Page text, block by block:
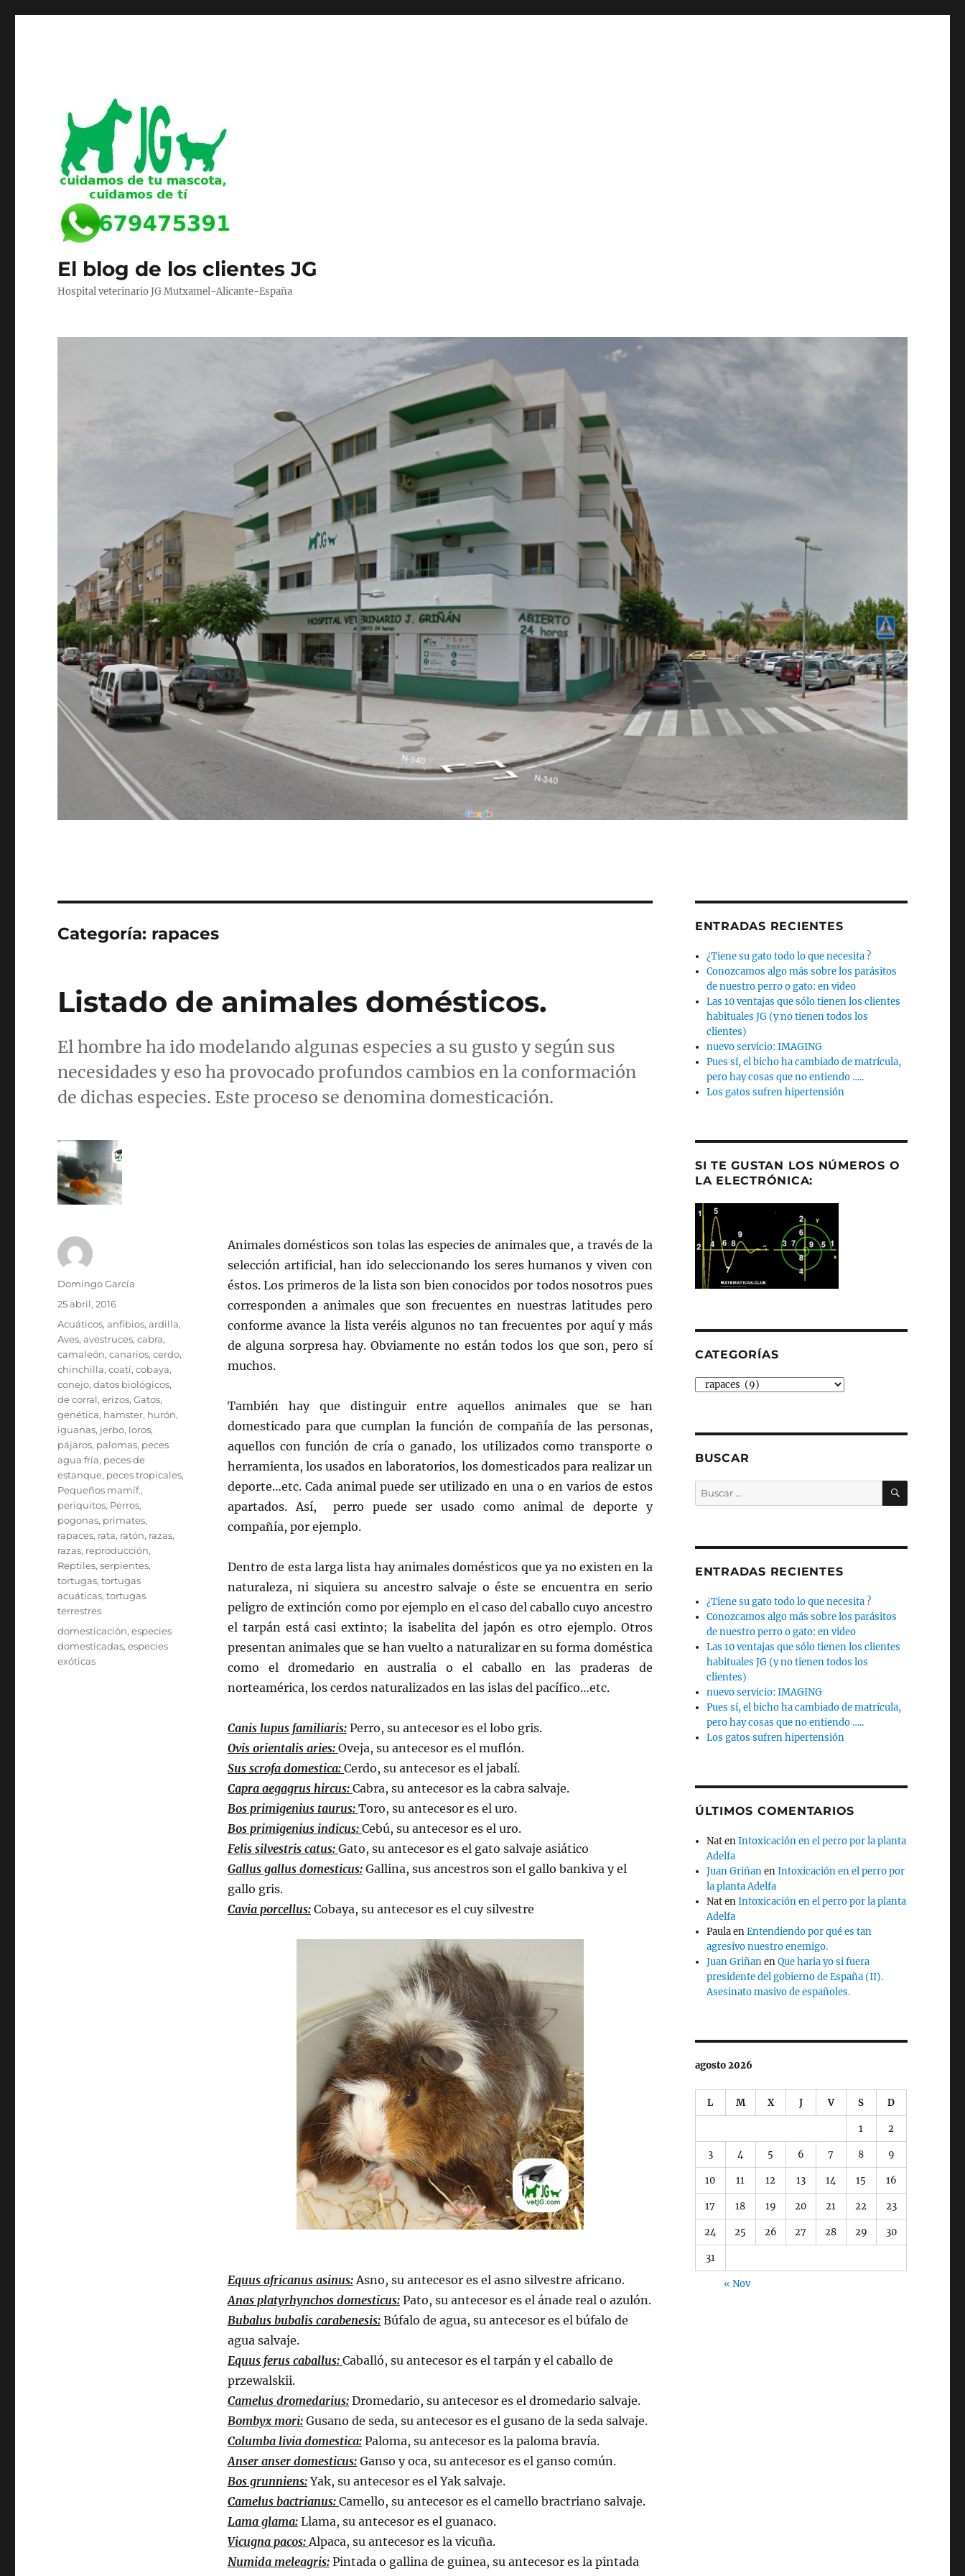
El blog de los clientes JG
Hospital veterinario JG Mutxamel-Alicante-España
Categoría: rapaces
Listado de animales domésticos.
El hombre ha ido modelando algunas especies a su gusto y según sus
necesidades y eso ha provocado profundos cambios en la conformación
de dichas especies. Este proceso se denomina domesticación.
Animales domésticos son tolas las especies de animales que, a través de la
selección artificial, han ido seleccionando los seres humanos y viven con
éstos. Los primeros de la lista son bien conocidos por todos nosotros pues
corresponden a animales que son frecuentes en nuestras latitudes pero
conforme avance la lista veréis algunos no tan frecuentes por aquí y más
de alguna sorpresa hay. Obviamente no están todos los que son, pero sí
muchos.
También hay que distinguir entre aquellos animales que se han
domesticado para que cumplan la función de compañía de las personas,
aquellos con función de cría o ganado, los utilizados como transporte o
herramienta, los usados en laboratorios, los domesticados para realizar un
deporte…etc. Cada animal puede ser utilizado en una o en varios de estos
apartados. Así, perro puede ser usado como animal de deporte y
compañía, por ejemplo.
Dentro de esta larga lista hay animales domésticos que ya no existen en la
naturaleza, ni siquiera su ancestro salvaje o éste se encuentra en serio
peligro de extinción como por ejemplo en el caso del caballo cuyo ancestro
el tarpán está casi extinto; la isabelita del japón es otro ejemplo. Otros
presentan animales que se han vuelto a naturalizar en su forma doméstica
como el dromedario en australia o el caballo en las praderas de
norteamérica, los cerdos naturalizados en las islas del pacífico…etc.
Canis lupus familiaris:Perro, su antecesor es el lobo gris.
Ovis orientalis aries: Oveja, su antecesor es el muflón.
Sus scrofa domestica: Cerdo, su antecesor es el jabalí.
Capra aegagrus hircus: Cabra, su antecesor es la cabra salvaje.
Bos primigenius taurus: Toro, su antecesor es el uro.
Bos primigenius indicus: Cebú, su antecesor es el uro.
Felis silvestris catus: Gato, su antecesor es el gato salvaje asiático
Gallus gallus domesticus:Gallina, sus ancestros son el gallo bankiva y el
gallo gris.
Cavia porcellus: Cobaya, su antecesor es el cuy silvestre
Equus africanus asinus:Asno, su antecesor es el asno silvestre africano.
Anas platyrhynchos domesticus:Pato, su antecesor es el ánade real o azulón.
Bubalus bubalis carabenesis:Búfalo de agua, su antecesor es el búfalo de
agua salvaje.
Equus ferus caballus: Caballó, su antecesor es el tarpán y el caballo de
przewalskii.
Camelus dromedarius: Dromedario, su antecesor es el dromedario salvaje.
Bombyx mori:Gusano de seda, su antecesor es el gusano de la seda salvaje.
Columba livia domestica: Paloma, su antecesor es la paloma bravía.
Anser anser domesticus:Ganso y oca, su antecesor es el ganso común.
Bos grunniens: Yak, su antecesor es el Yak salvaje.
Camelus bactrianus: Camello, su antecesor es el camello bractriano salvaje.
Lama glama:Llama, su antecesor es el guanaco.
Vicugna pacos: Alpaca, su antecesor es la vicuña.
Numida meleagris:Pintada o gallina de guinea, su antecesor es la pintada
Autor
Domingo García
Publicado
25 abril, 2016
Categorías
Acuáticos,anfibios,ardilla,
Aves,avestruces,cabra,
camaleón,canarios,cerdo,
chinchilla,coatí,cobaya,
conejo,datos biológicos,
de corral,erizos,Gatos,
genética, hamster, hurón,
iguanas, jerbo, loros,
pájaros, palomas, peces
agua fría, peces de
estanque, peces tropicales,
Pequeños mamíf.,
periquitos, Perros,
pogonas, primates,
rapaces, rata, ratón, razas,
razas, reproducción,
Reptiles,serpientes,
tortugas,tortugas
acuáticas,tortugas
terrestres
Etiquetas
domesticación,especies
domesticadas,especies
exóticas
ENTRADAS RECIENTES
¿Tiene su gato todo lo que necesita ?
Conozcamos algo más sobre los parásitos
de nuestro perro o gato: en video
Las 10 ventajas que sólo tienen los clientes
habituales JG (y no tienen todos los
clientes)
nuevo servicio: IMAGING
Pues sí, el bicho ha cambiado de matrícula,
pero hay cosas que no entiendo …..
Los gatos sufren hipertensión
SI TE GUSTAN LOS NÚMEROS O
LA ELECTRÓNICA:
CATEGORÍAS
Categorías
BUSCAR
Buscar
por:
BUSCAR
ENTRADAS RECIENTES
¿Tiene su gato todo lo que necesita ?
Conozcamos algo más sobre los parásitos
de nuestro perro o gato: en video
Las 10 ventajas que sólo tienen los clientes
habituales JG (y no tienen todos los
clientes)
nuevo servicio: IMAGING
Pues sí, el bicho ha cambiado de matrícula,
pero hay cosas que no entiendo …..
Los gatos sufren hipertensión
ÚLTIMOS COMENTARIOS
NatenIntoxicación en el perro por la planta
Adelfa
Juan GriñanenIntoxicación en el perro por
la planta Adelfa
NatenIntoxicación en el perro por la planta
Adelfa
PaulaenEntendiendo por qué es tan
agresivo nuestro enemigo.
Juan GriñanenQue haria yo si fuera
presidente del gobierno de España (II).
Asesinato masivo de españoles.
agosto 2026
L M X J V S D
1 2
3 4 5 6 7 8 9
10 11 12 13 14 15 16
17 18 19 20 21 22 23
24 25 26 27 28 29 30
31
« Nov